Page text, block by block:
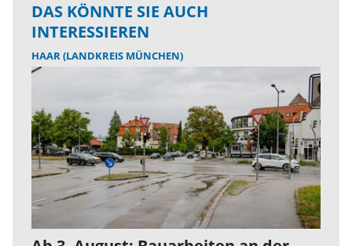
DAS KÖNNTE SIE AUCH
INTERESSIEREN
HAAR (LANDKREIS MÜNCHEN)